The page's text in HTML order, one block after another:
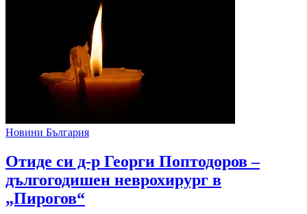
Новини България
Отиде си д-р Георги Поптодоров –
дългогодишен неврохирург в
„Пирогов“